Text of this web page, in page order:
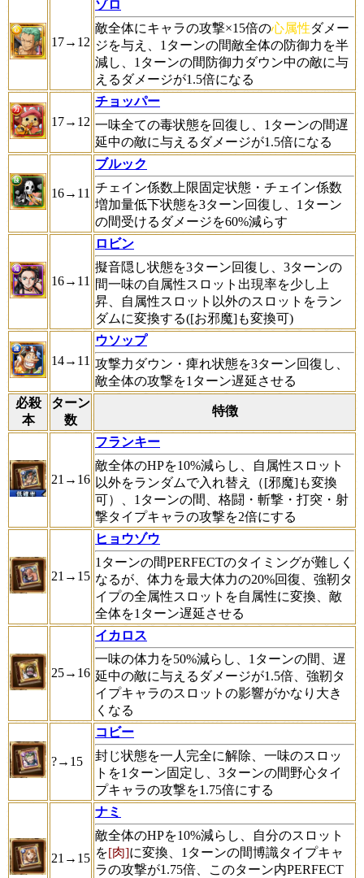
17→12
ゾロ
敵全体にキャラの攻撃×15倍の心属性ダメー
ジを与え、1ターンの間敵全体の防御力を半
減し、1ターンの間防御力ダウン中の敵に与
えるダメージが1.5倍になる
17→12
チョッパー
一味全ての毒状態を回復し、1ターンの間遅
延中の敵に与えるダメージが1.5倍になる
16→11
ブルック
チェイン係数上限固定状態・チェイン係数
増加量低下状態を3ターン回復し、1ターン
の間受けるダメージを60%減らす
16→11
ロビン
擬音隠し状態を3ターン回復し、3ターンの
間一味の自属性スロット出現率を少し上
昇、自属性スロット以外のスロットをラン
ダムに変換する([お邪魔]も変換可)
14→11
ウソップ
攻撃力ダウン・痺れ状態を3ターン回復し、
敵全体の攻撃を1ターン遅延させる
必殺
本
ターン
数
特徴
21→16
フランキー
敵全体のHPを10%減らし、自属性スロット
以外をランダムで入れ替え（[邪魔]も変換
可）、1ターンの間、格闘・斬撃・打突・射
撃タイプキャラの攻撃を2倍にする
21→15
ヒョウゾウ
1ターンの間PERFECTのタイミングが難しく
なるが、体力を最大体力の20%回復、強靭タ
イプの全属性スロットを自属性に変換、敵
全体を1ターン遅延させる
25→16
イカロス
一味の体力を50%減らし、1ターンの間、遅
延中の敵に与えるダメージが1.5倍、強靭タ
イプキャラのスロットの影響がかなり大き
くなる
?→15
コビー
封じ状態を一人完全に解除、一味のスロッ
トを1ターン固定し、3ターンの間野心タイ
プキャラの攻撃を1.75倍にする
21→15
ナミ
敵全体のHPを10%減らし、自分のスロット
を[肉]に変換、1ターンの間博識タイプキャ
ラの攻撃が1.75倍、このターン内PERFECT